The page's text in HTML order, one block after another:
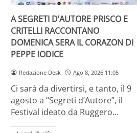
A SEGRETI D’AUTORE PRISCO E
CRITELLI RACCONTANO
DOMENICA SERA IL CORAZON DI
PEPPE IODICE
Redazione Desk Ago 8, 2026 11:05
Ci sarà da divertirsi, e tanto, il 9
agosto a “Segreti d’Autore”, il
Festival ideato da Ruggero…